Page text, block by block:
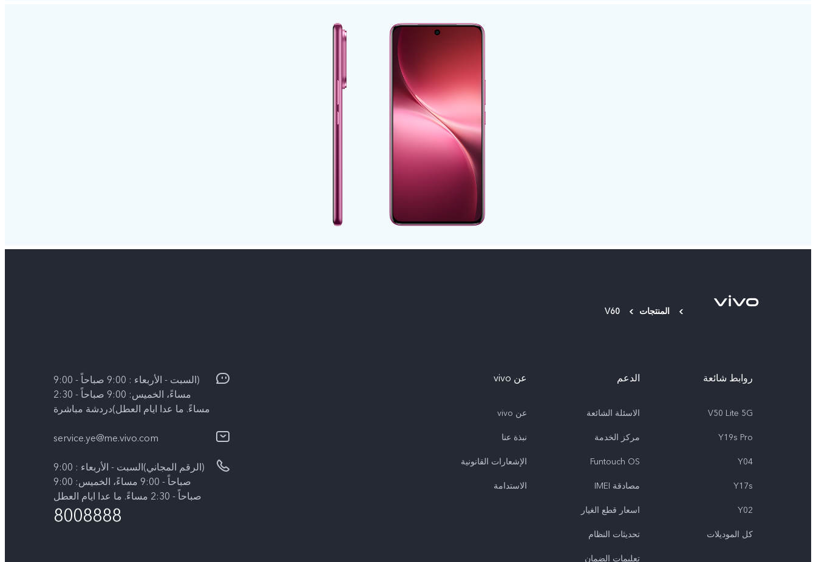
المنتجات V60
روابط شائعة
V50 Lite 5G
Y19s Pro
Y04
Y17s
Y02
كل الموديلات
الدعم
الاسئلة الشائعة
مركز الخدمة
Funtouch OS
مصادقة IMEI
اسعار قطع الغيار
تحديثات النظام
تعلیمات الضمان
عن vivo
عن vivo
نبذة عنا
الإشعارات القانونية
الاستدامة
(السبت - الأربعاء : 9:00 صباحاً - 9:00
مساءً، الخميس: 9:00 صباحاً - 2:30
مساءً. ما عدا ايام العطل)دردشة مباشرة
service.ye@me.vivo.com
(الرقم المجاني)السبت - الأربعاء : 9:00
صباحاً - 9:00 مساءً، الخميس: 9:00
صباحاً - 2:30 مساءً. ما عدا ايام العطل
8008888